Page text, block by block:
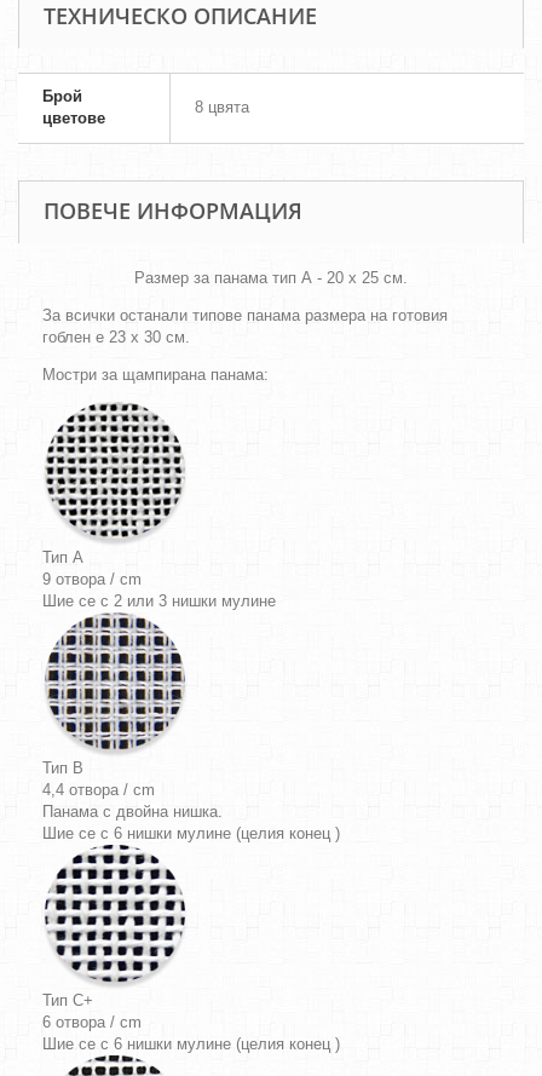
ТЕХНИЧЕСКО ОПИСАНИЕ
Брой
цветове
8 цвята
ПОВЕЧЕ ИНФОРМАЦИЯ
Размер за панама тип А - 20 х 25 см.
За всички останали типове панама размера на готовия
гоблен е 23 х 30 см.
Мостри за щампирана панама:
Тип A
9 отвора / cm
Шие се с 2 или 3 нишки мулине
Тип B
4,4 отвора / cm
Панама с двойна нишка.
Шие се с 6 нишки мулине (целия конец )
Тип C+
6 отвора / cm
Шие се с 6 нишки мулине (целия конец )